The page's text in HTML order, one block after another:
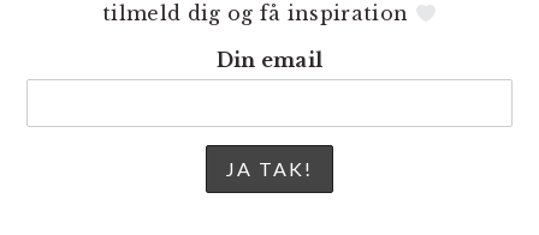
tilmeld dig og få inspiration
Din email